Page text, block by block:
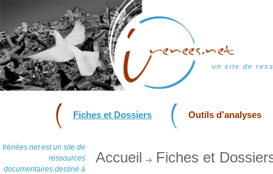
un site de
Fiches et Dossiers Outils d’analyses
Irénées.net est un site de
ressources
documentaires destiné à
Accueil Fiches et